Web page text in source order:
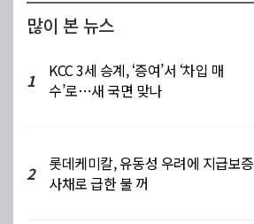
많이 본 뉴스
1
KCC 3세 승계, ‘증여’서 ‘차입 매
수’로…새 국면 맞나
2
롯데케미칼, 유동성 우려에 지급보증
사채로 급한 불 꺼